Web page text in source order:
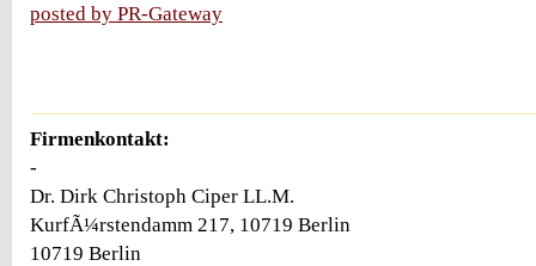
posted by PR-Gateway
Firmenkontakt:
-
Dr. Dirk Christoph Ciper LL.M.
KurfÃ¼rstendamm 217, 10719 Berlin
10719 Berlin